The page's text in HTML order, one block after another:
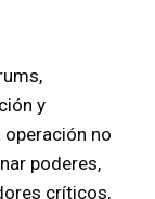
y
no
poderes,
críticos,